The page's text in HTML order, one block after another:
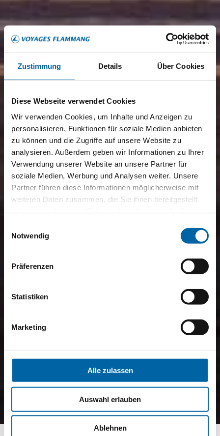
Zustimmung Details Über Cookies
Diese Webseite verwendet Cookies
Wir verwenden Cookies, um Inhalte und Anzeigen zu
personalisieren, Funktionen für soziale Medien anbieten
zu können und die Zugriffe auf unsere Website zu
analysieren. Außerdem geben wir Informationen zu Ihrer
Verwendung unserer Website an unsere Partner für
soziale Medien, Werbung und Analysen weiter. Unsere
Partner führen diese Informationen möglicherweise mit
weiteren Daten zusammen, die Sie ihnen bereitgestellt
Notwendig
Präferenzen
Statistiken
Marketing
Alle zulassen
Auswahl erlauben
Ablehnen